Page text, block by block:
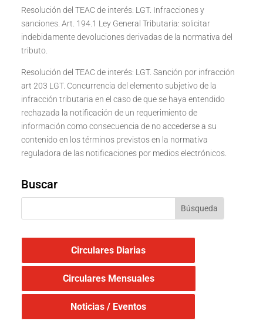
Resolución del TEAC de interés: LGT. Infracciones y
sanciones. Art. 194.1 Ley General Tributaria: solicitar
indebidamente devoluciones derivadas de la normativa del
tributo.
Resolución del TEAC de interés: LGT. Sanción por infracción
art 203 LGT. Concurrencia del elemento subjetivo de la
infracción tributaria en el caso de que se haya entendido
rechazada la notificación de un requerimiento de
información como consecuencia de no accederse a su
contenido en los términos previstos en la normativa
reguladora de las notificaciones por medios electrónicos.
Buscar
Circulares Diarias
Circulares Mensuales
Noticias / Eventos